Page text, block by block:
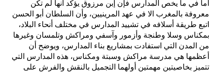
أما في ما يخص المدارس فإن إبن مرزوق يؤكد أنها لم تكن
معروفة بالمغرب الا في عهد المرينيين، وأن السلطان أبو الحسن
اتبع طريقة أسلافه في تشييد المدارس في مختلف أنحاء البلاد،
بمكناس وسلا وطنجة وأزمور وآسفي ومراكش وتلمسان وغيرها
من المدن التي استفادت بمشاريع بناء المدارس، ويوضح أن
أعظمها هي مدرسة مراكش وسبتة ومكناس، هذه المدارس التي
تتميز بخاصيتين مهمتين أولهما التجميل بالنقش والفرش على